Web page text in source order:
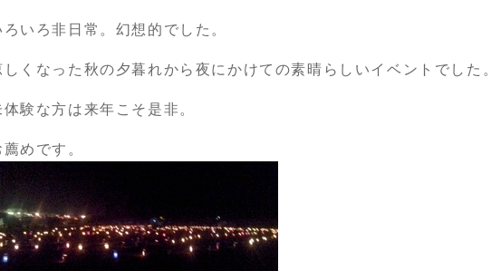
ろいろ非日常。幻想的でした。
しくなった秋の夕暮れから夜にかけての素晴らしいイベントでした。
体験な方は来年こそ是非。
薦めです。